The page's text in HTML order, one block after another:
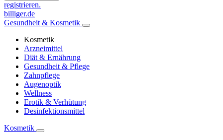
registrieren.
billiger.de
Gesundheit & Kosmetik
Kosmetik
Arzneimittel
Diät & Ernährung
Gesundheit & Pflege
Zahnpflege
Augenoptik
Wellness
Erotik & Verhütung
Desinfektionsmittel
Kosmetik